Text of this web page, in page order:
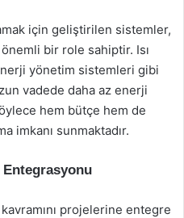
için geliştirilen sistemler,
bir role sahiptir. Isı
enerji yönetim sistemleri gibi
vadede daha az enerji
hem bütçe hem de
imkanı sunmaktadır.
Entegrasyonu
kavramını projelerine entegre